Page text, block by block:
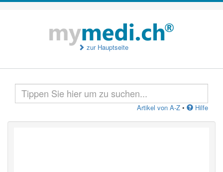
zur Hauptseite
Artikel von A-Z • Hilfe